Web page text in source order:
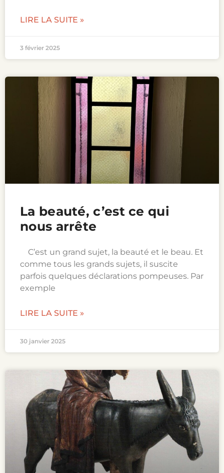
LIRE LA SUITE »
3 février 2025
La beauté, c’est ce qui
nous arrête
C’est un grand sujet, la beauté et le beau. Et
comme tous les grands sujets, il suscite
parfois quelques déclarations pompeuses. Par
exemple
LIRE LA SUITE »
30 janvier 2025